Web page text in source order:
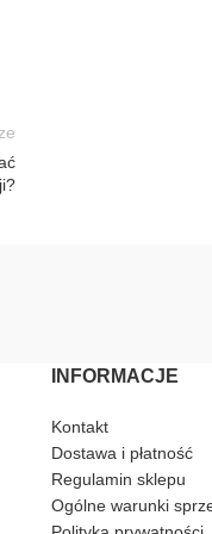
INFORMACJE
Kontakt
Dostawa i płatność
Regulamin sklepu
Ogólne warunki